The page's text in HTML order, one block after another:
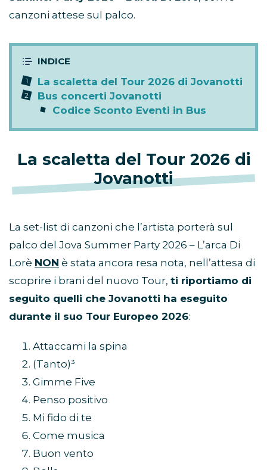
canzoni attese sul palco.
La scaletta del Tour 2026 di Jovanotti
Bus concerti Jovanotti
Codice Sconto Eventi in Bus
La scaletta del Tour 2026 di
Jovanotti
La set-list di canzoni che l’artista porterà sul
palco del Jova Summer Party 2026 – L’arca Di
Lorè NON è stata ancora resa nota, nell’attesa di
scoprire i brani del nuovo Tour, ti riportiamo di
seguito quelli che Jovanotti ha eseguito
durante il suo Tour Europeo 2026:
Attaccami la spina
(Tanto)³
Gimme Five
Penso positivo
Mi fido di te
Come musica
Buon vento